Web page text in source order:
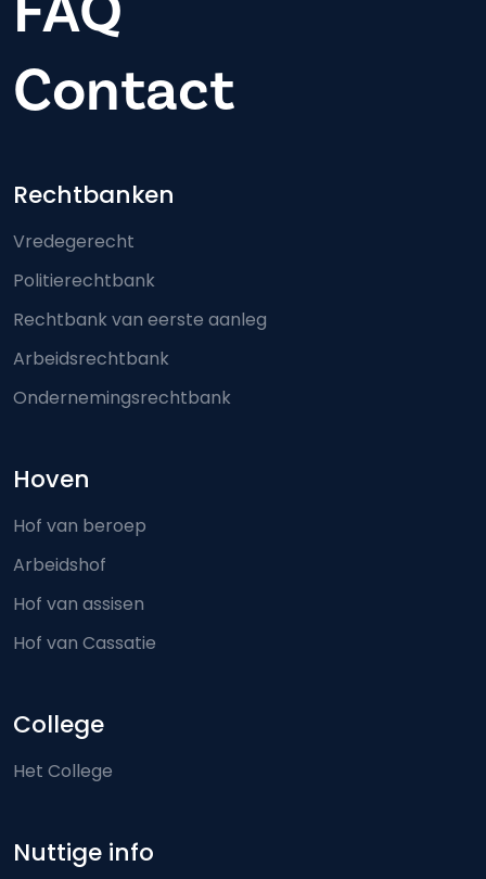
Contact
Footer-menu
Rechtbanken
Vredegerecht
Politierechtbank
Rechtbank van eerste aanleg
Arbeidsrechtbank
Ondernemingsrechtbank
Hoven
Hof van beroep
Arbeidshof
Hof van assisen
Hof van Cassatie
College
Het College
Nuttige info